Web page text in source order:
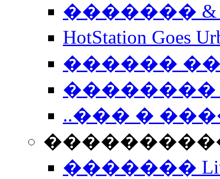
�������
HotStation
������
��������
..��� �
����������
�������